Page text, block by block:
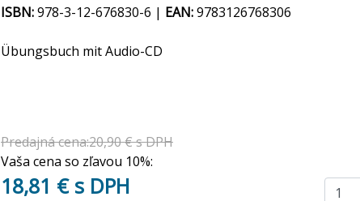
ISBN:978-3-12-676830-6 | EAN:9783126768306
Übungsbuch mit Audio-CD
Predajná cena:20,90 € s DPH
Vaša cena so zľavou 10%:
18,81 € s DPH